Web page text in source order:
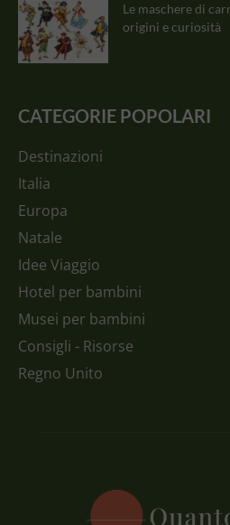
Le maschere di
origini e curiosità
CATEGORIE POPOLARI
Destinazioni
Italia
Europa
Natale
Idee Viaggio
Hotel per bambini
Musei per bambini
Consigli - Risorse
Regno Unito